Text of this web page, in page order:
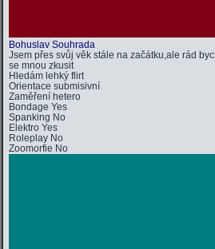
Bohuslav Souhrada
Jsem přes svůj věk stále na začátku,ale rád
se mnou zkusit
Hledám lehký flirt
Orientace submisivní
Zaměření hetero
Bondage Yes
Spanking No
Elektro Yes
Roleplay No
Zoomorfie No